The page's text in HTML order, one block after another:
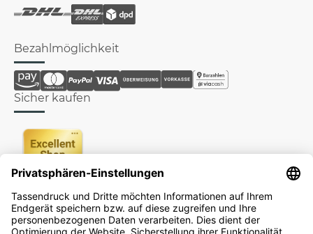
Bezahlmöglichkeit
Sicher kaufen